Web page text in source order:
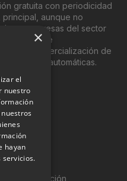
gratuita con periodicidad
aunque no
y empresas del sector
se conoce
a la comercialización de
máquinas automáticas.
la información
×
el
nuestro
hayan
servicios.